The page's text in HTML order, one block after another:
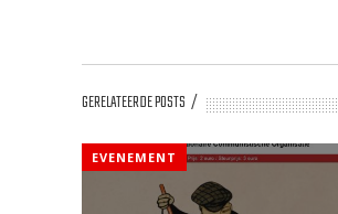
GERELATEERDE POSTS
EVENEMENT